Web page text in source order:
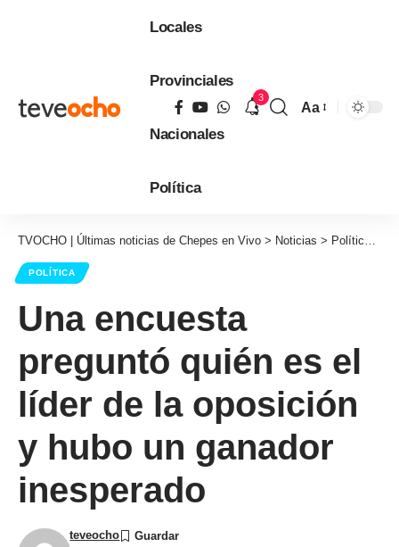
Locales
Provinciales
Nacionales
Política
3
Aa
TVOCHO | Últimas noticias de Chepes en Vivo > Noticias > Política >
POLÍTICA
Una encuesta
preguntó quién es el
líder de la oposición
y hubo un ganador
inesperado
teveocho